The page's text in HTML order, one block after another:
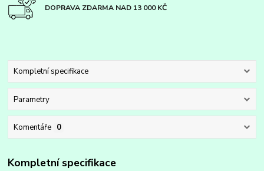
DOPRAVA ZDARMA NAD 13 000 KČ
Kompletní specifikace
Parametry
Komentáře 0
Kompletní specifikace